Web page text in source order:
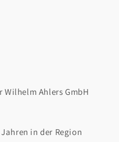
Ahlers GmbH
in der Region